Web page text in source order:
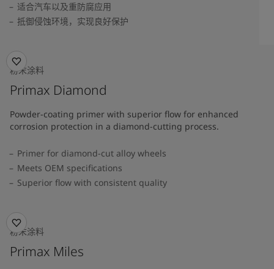
适合汽车以及重防腐应用
抵御侵蚀环境，实现良好保护
粉末涂料
Primax Diamond
Powder-coating primer with superior flow for enhanced
corrosion protection in a diamond-cutting process.
Primer for diamond-cut alloy wheels
Meets OEM specifications
Superior flow with consistent quality
粉末涂料
Primax Miles